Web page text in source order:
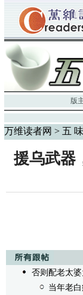
版
万维读者网 > 五
援乌武器
否则配老太
当年老